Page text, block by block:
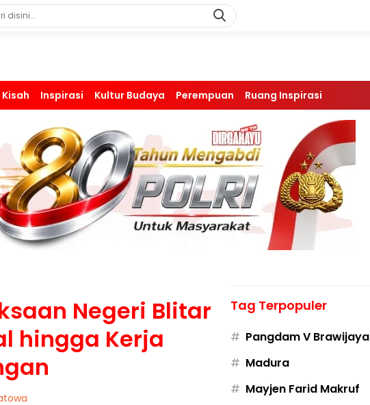
Kisah Inspirasi Kultur Budaya Perempuan Ruang Inspirasi
Negeri Blitar
hingga Kerja
Tag Terpopuler
# Pangdam V Brawijaya
# Madura
# Mayjen Farid Makruf